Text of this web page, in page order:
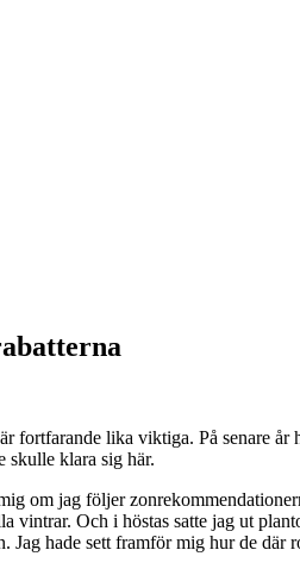
fortfarande lika viktiga. På senare
skulle klara sig här.
om jag följer
vintrar. Och i höstas satte jag ut
Jag hade sett framför mig hur de